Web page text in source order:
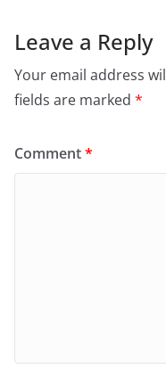
Leave a Reply
Your email address
fields are marked *
Comment*